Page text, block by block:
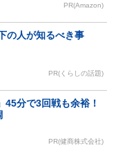
PR(Amazon)
の人が知るべき事
PR(くらしの話題)
45分で3回戦も余裕！
PR(健商株式会社)